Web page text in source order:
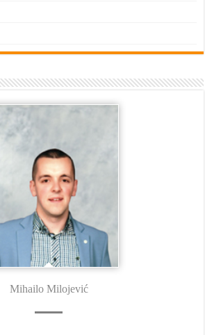
Mihailo Milojević